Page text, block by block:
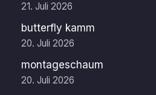
21. Juli 2026
butterfly kamm
20. Juli 2026
montageschaum
20. Juli 2026